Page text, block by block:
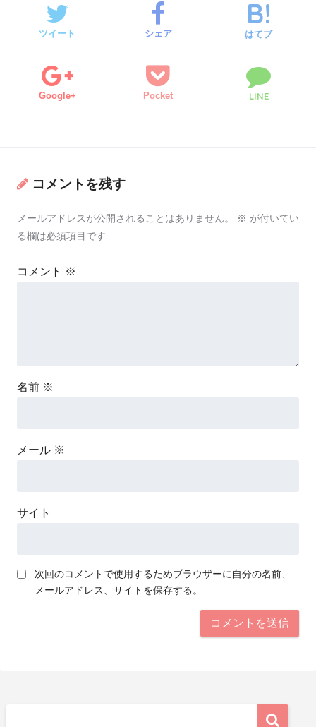
ツイート シェア はてブ
Google+ Pocket LINE
コメントを残す
メールアドレスが公開されることはありません。 ※ が付いてい
る欄は必須項目です
コメント ※
名前 ※
メール ※
サイト
次回のコメントで使用するためブラウザーに自分の名前、
メールアドレス、サイトを保存する。